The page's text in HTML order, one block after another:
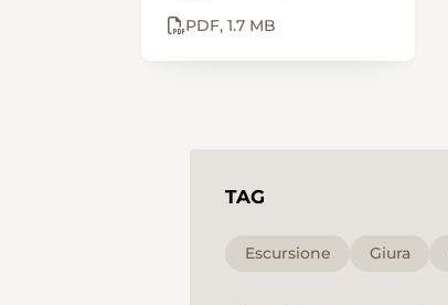
PDF 1.7 MB
TAG
Escursione Giura